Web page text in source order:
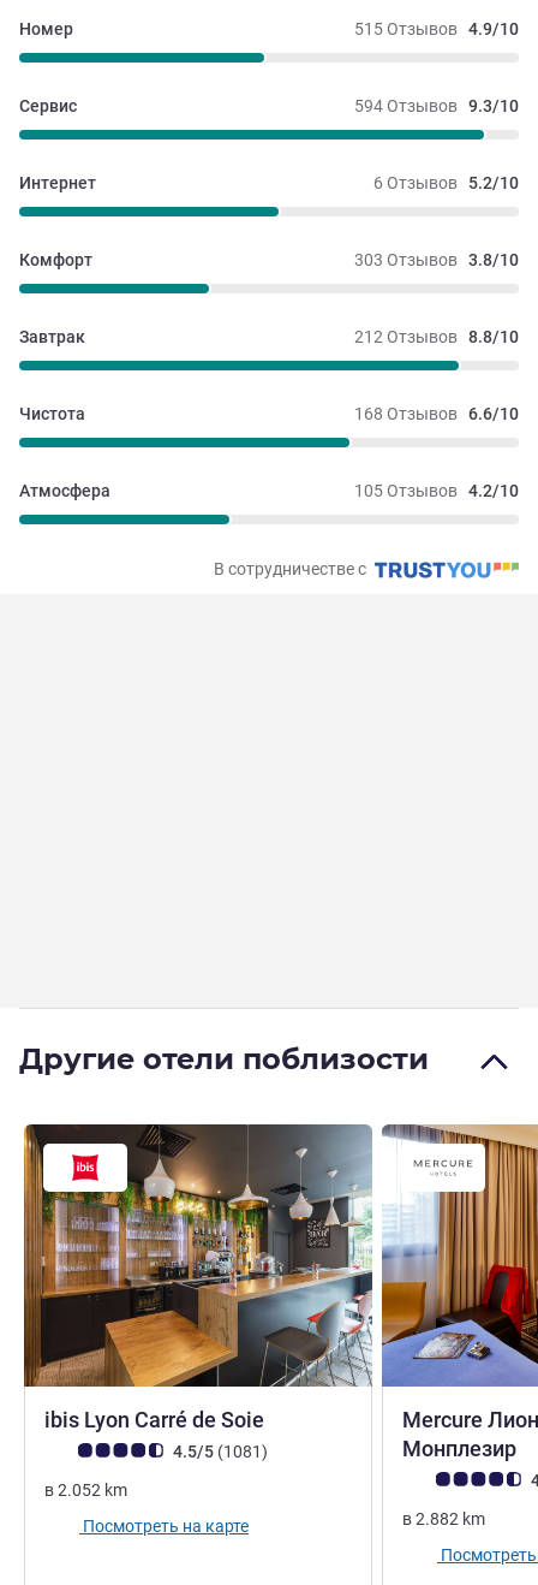
515 Отзывов 4.9/10
Номер
594 Отзывов 9.3/10
Сервис
6 Отзывов 5.2/10
Интернет
303 Отзывов 3.8/10
Комфорт
212 Отзывов 8.8/10
Завтрак
168 Отзывов 6.6/10
Чистота
105 Отзывов 4.2/10
Атмосфера
В сотрудничестве с
Другие отели поблизости
ibis Lyon Carré de Soie
Примечание: отзывы клиентов (Рейтинг ALL)
4.5/5 (1081Отзывов
)
в2.052 km
Посмотреть на карте
Mercure
Монплезир
Примечание:
в2.882 km
Посмотреть